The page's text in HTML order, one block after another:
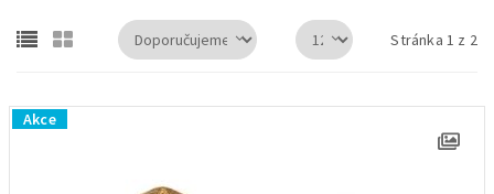
Stránka 1 z 2
Akce